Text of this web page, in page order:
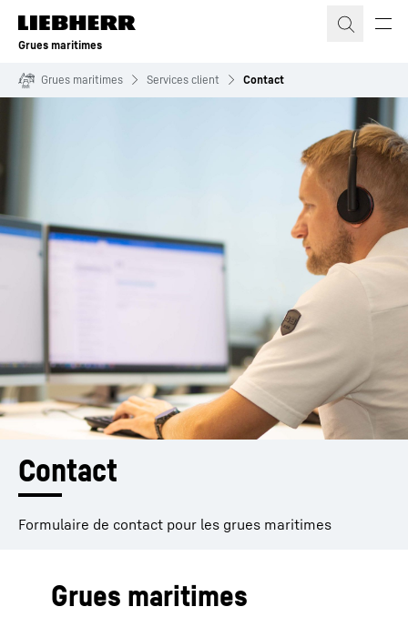
Grues maritimes
Grues maritimes Services client Contact
Contact
Formulaire de contact pour les grues maritimes
Grues maritimes